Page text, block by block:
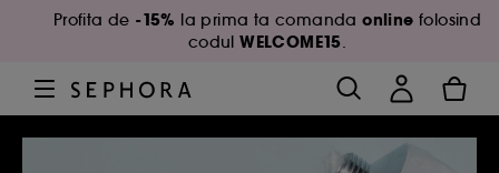
Profita de -15% la prima ta comandaonline folosind
codulWELCOME15.